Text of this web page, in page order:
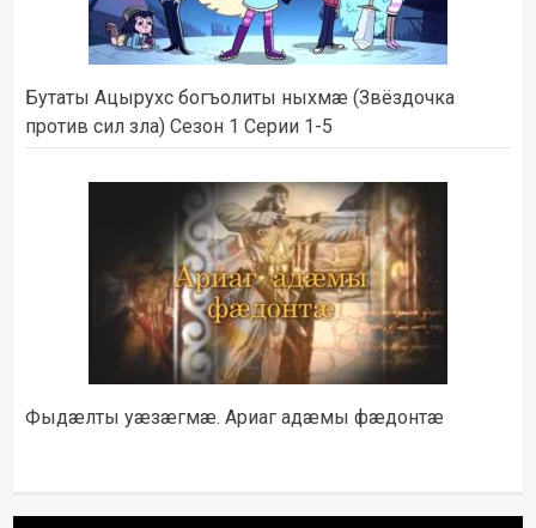
Бутаты Ацырухс богъолиты ныхмæ (Звёздочка
против сил зла) Сезон 1 Серии 1-5
Фыдæлты уæзæгмæ. Ариаг адæмы фæдонтæ